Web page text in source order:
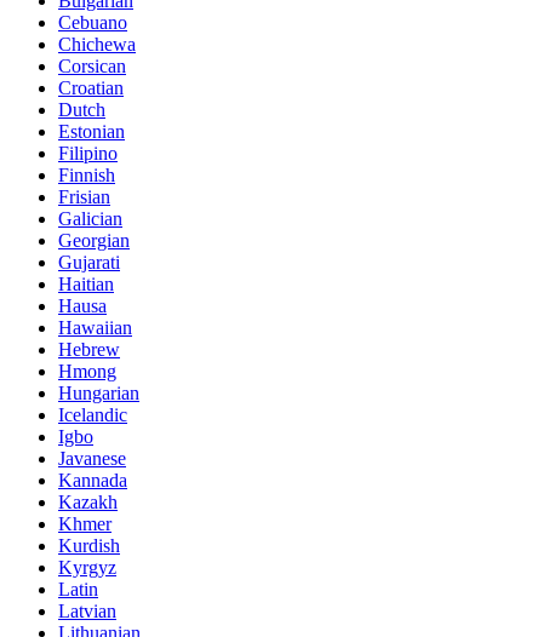
Cebuano
Chichewa
Corsican
Croatian
Dutch
Estonian
Filipino
Finnish
Frisian
Galician
Georgian
Gujarati
Haitian
Hausa
Hawaiian
Hebrew
Hmong
Hungarian
Icelandic
Igbo
Javanese
Kannada
Kazakh
Khmer
Kurdish
Kyrgyz
Latin
Latvian
Lithuanian